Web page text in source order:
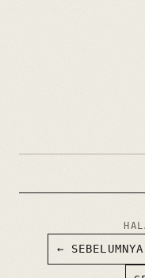
← SEBELUMNYA